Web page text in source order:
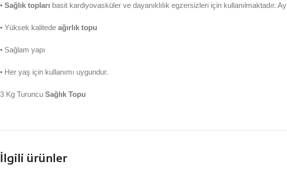
• Sağlık topları basit kardiyovasküler ve dayanıklılık egzersizleri için kullanılmaktadır.
• Yüksek kalitede ağırlık topu
• Sağlam yapı
• Her yaş için kullanımı uygundur.
3 Kg Turuncu Sağlık Topu
İlgili ürünler